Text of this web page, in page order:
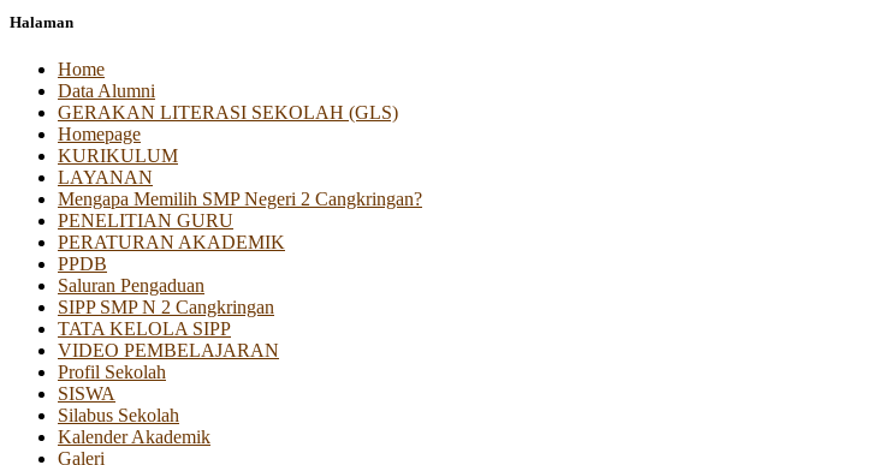
Halaman
Home
Data Alumni
GERAKAN LITERASI SEKOLAH (GLS)
Homepage
KURIKULUM
LAYANAN
Mengapa Memilih SMP Negeri 2 Cangkringan?
PENELITIAN GURU
PERATURAN AKADEMIK
PPDB
Saluran Pengaduan
SIPP SMP N 2 Cangkringan
TATA KELOLA SIPP
VIDEO PEMBELAJARAN
Profil Sekolah
SISWA
Silabus Sekolah
Kalender Akademik
Galeri